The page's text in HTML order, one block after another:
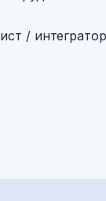
/ интегратор